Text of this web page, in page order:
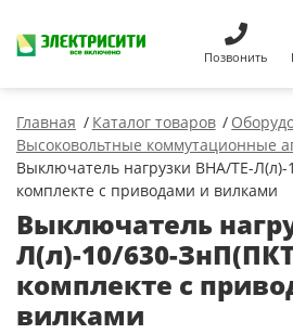
Позвонить
Главная Каталог товаров
Высоковольтные коммутационные
Выключатель нагрузки ВНА/ТЕ-
комплекте с приводами и вилками
Выключатель
Л(л)-10/630-
комплекте с
вилками